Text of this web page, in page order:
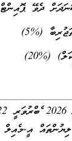
ދެވޭ ޕޮއިންޓް
(%5)
އީ-މެއިލް